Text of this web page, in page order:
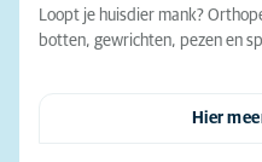
Loopt je huisdier mank?
botten, gewrichten, pezen en
Hier